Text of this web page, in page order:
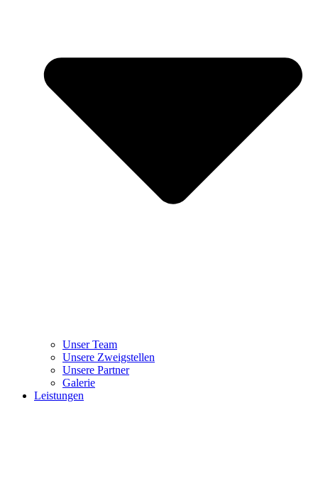
Unser Team
Unsere Zweigstellen
Unsere Partner
Galerie
Leistungen